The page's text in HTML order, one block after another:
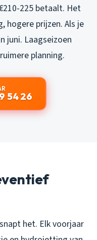
225 betaalt. Het
hogere prijzen. Als je
juni. Laagseizoen
planning.
54 26
het. Elk voorjaar